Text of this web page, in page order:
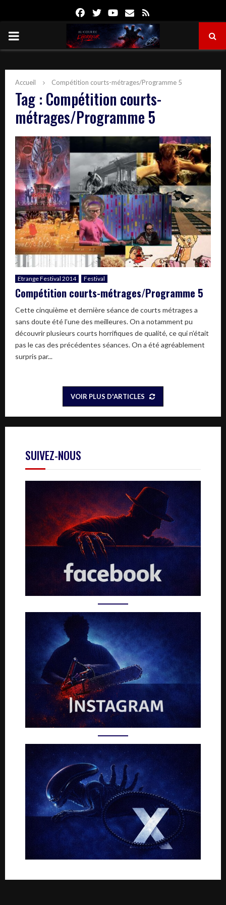
FacebookTwitterYoutube
Email
PRIMARY
Accueil Compétition courts-métrages/Programme 5
Tag : Compétition courts-
métrages/Programme 5
Etrange Festival 2014 Festival
Compétition courts-métrages/Programme 5
Cette cinquième et dernière séance de courts métrages a
sans doute été l’une des meilleures. On a notamment pu
découvrir plusieurs courts horrifiques de qualité, ce qui n’était
pas le cas des précédentes séances. On a été agréablement
surpris par...
VOIR PLUS D'ARTICLES
SUIVEZ-NOUS